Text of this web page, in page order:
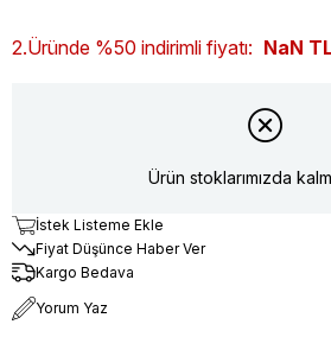
2.Üründe %50 indirimli fiyatı: NaN
Ürün stoklarımızda
İstek Listeme Ekle
Fiyat Düşünce Haber Ver
Kargo Bedava
Yorum Yaz